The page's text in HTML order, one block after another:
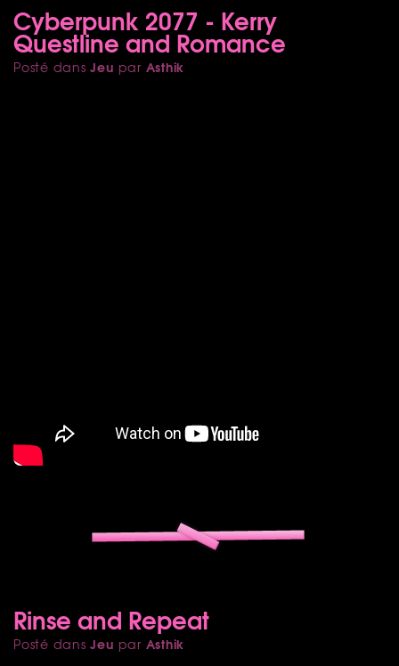
Cyberpunk 2077 - Kerry
Questline and Romance
Posté dansJeu par Asthik
Rinse and Repeat
Posté dansJeu par Asthik